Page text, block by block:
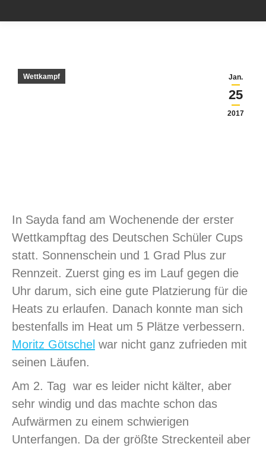
Jan.
25
2017
Wettkampf
In Sayda fand am Wochenende der erster
Wettkampftag des Deutschen Schüler Cups
statt. Sonnenschein und 1 Grad Plus zur
Rennzeit. Zuerst ging es im Lauf gegen die
Uhr darum, sich eine gute Platzierung für die
Heats zu erlaufen. Danach konnte man sich
bestenfalls im Heat um 5 Plätze verbessern.
Moritz Götschel war nicht ganz zufrieden mit
seinen Läufen.
Am 2. Tag war es leider nicht kälter, aber
sehr windig und das machte schon das
Aufwärmen zu einem schwierigen
Unterfangen. Da der größte Streckenteil aber